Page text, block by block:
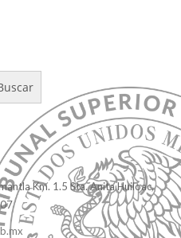
Km. 1.5 Sta. Anita Huiloac,